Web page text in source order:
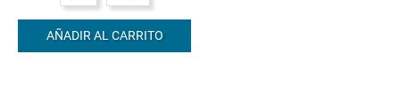
AÑADIR AL CARRITO